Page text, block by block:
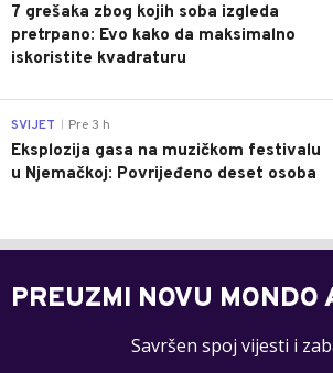
7 grešaka zbog kojih soba izgleda
pretrpano: Evo kako da maksimalno
iskoristite kvadraturu
SVIJET Pre 3 h
Eksplozija gasa na muzičkom festivalu
u Njemačkoj: Povrijeđeno deset osoba
PREUZMI NOVU MONDO
Savršen spoj vijesti i